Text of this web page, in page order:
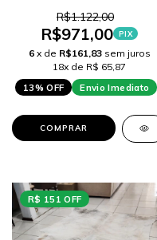
R$1.122,00
R$971,00 PIX
6 x de R$161,83 sem juros
18x de R$ 65,87
13% OFF
Envio Imediato
COMPRAR
R$ 151 OFF